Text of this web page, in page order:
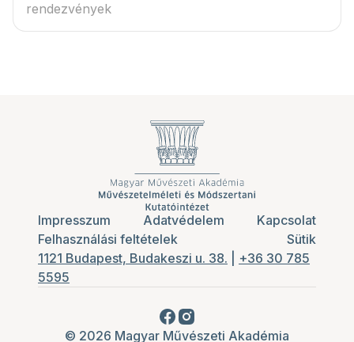
rendezvények
Impresszum Adatvédelem
Kapcsolat
Felhasználási feltételek
Sütik
1121 Budapest, Budakeszi u. 38.
+36 30 785
5595
© 2026 Magyar Művészeti Akadémia